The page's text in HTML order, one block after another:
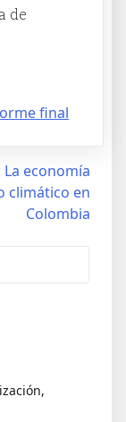
de
final
La economía
climático en
Colombia